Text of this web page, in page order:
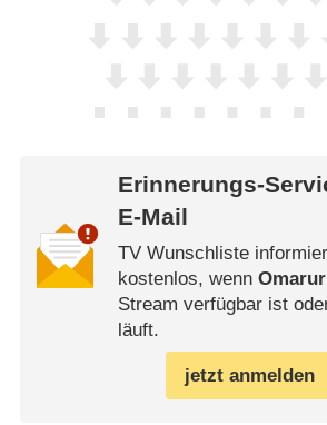
Erinnerungs-
E-Mail
TV Wunschliste
kostenlos, wenn
Stream verfügbar ist
läuft.
jetzt anmelden